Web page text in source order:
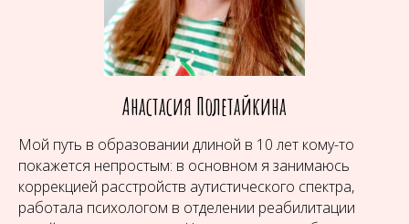
Анастасия Полетайкина
Мой путь в образовании длиной в 10 лет кому-то
покажется непростым: в основном я занимаюсь
коррекцией расстройств аутистического спектра,
работала психологом в отделении реабилитации